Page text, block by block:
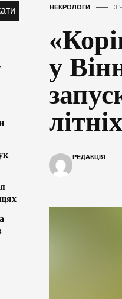
НЕКРОЛОГИ 3
у
РЕДАКЦІЯ